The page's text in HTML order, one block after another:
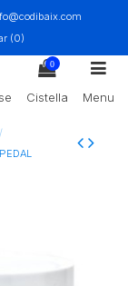
(0)
0
Cistella Menu